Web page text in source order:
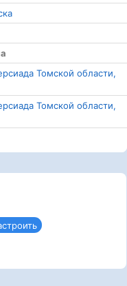
Томской области,
Томской области,